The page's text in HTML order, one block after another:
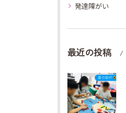
発達障がい
最近の投稿